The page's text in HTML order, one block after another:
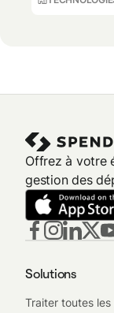
Offrez à votre
gestion des
Solutions
Traiter toutes